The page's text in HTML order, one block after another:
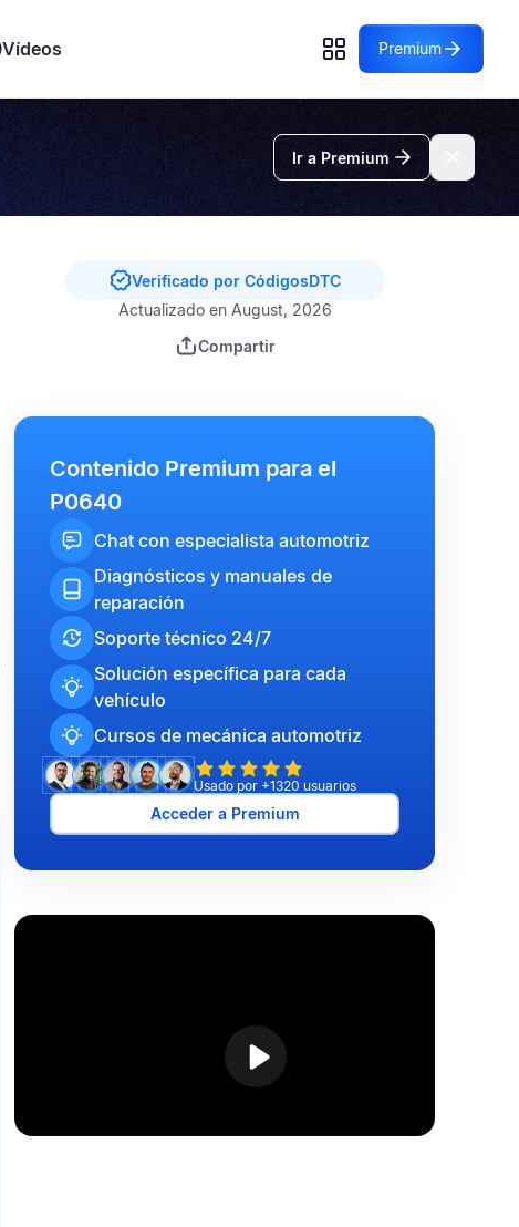
Vídeos Premium
Ir a Premium
Verificado por CódigosDTC
Actualizado en August, 2026
Compartir
Contenido Premium para el
P0640
Chat con especialista automotriz
Diagnósticos y manuales de
reparación
Soporte técnico 24/7
Solución específica para cada
vehículo
Cursos de mecánica automotriz
Usado por +1320 usuarios
Acceder a Premium